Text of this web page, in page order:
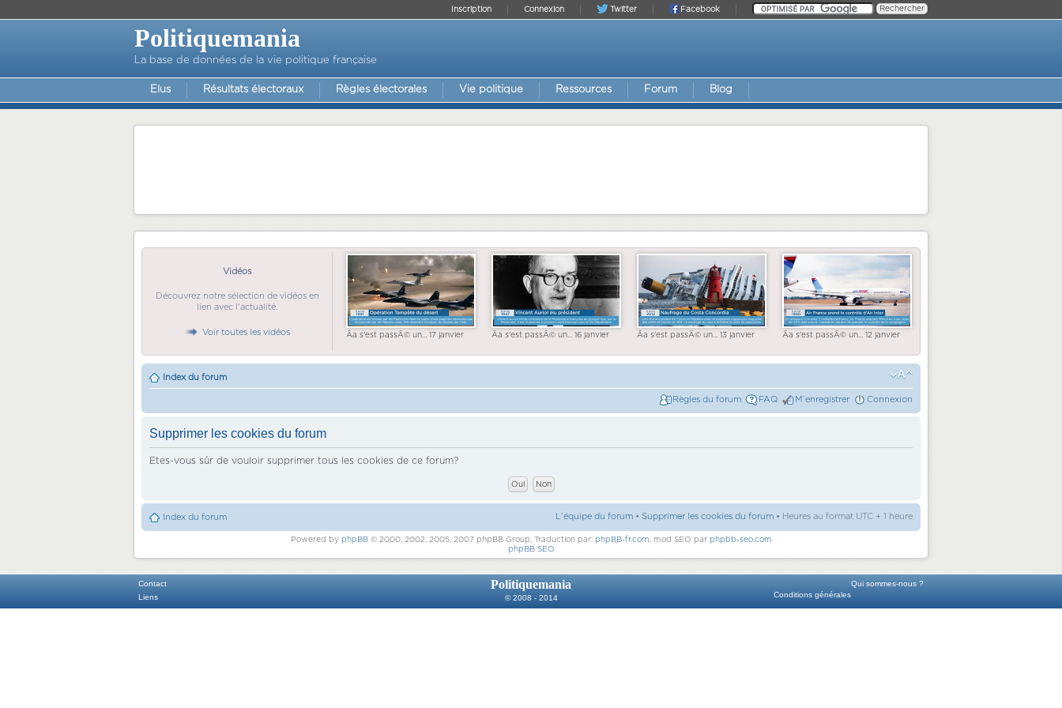
Facebook
Twitter
Connexion
Inscription
Politiquemania
La base de données de la vie politique française
Elus Résultats électoraux Règles électorales Vie politique Ressources Forum Blog
Vidéos
Découvrez notre sélection de vidéos en
lien avec l'actualité.
Voir toutes les vidéos Ãa s'est passÃ© un... 17 janvier Ãa s'est passÃ© un... 16 janvier Ãa s'est passÃ© un... 13 janvier Ãa s'est passÃ© un... 12 janvier
Index du forum
Règles du forum FAQ M’enregistrer Connexion
Supprimer les cookies du forum
Etes-vous sûr de vouloir supprimer tous les cookies de ce forum?
Index du forum L’équipe du forum • Supprimer les cookies du forum • Heures au format UTC + 1 heure
Powered by phpBB© 2000, 2002, 2005, 2007 phpBB Group, Traduction par: phpBB-fr.com, mod SEO par phpbb-seo.com
phpBB SEO
Contact
Liens
Politiquemania
© 2008 - 2014
Qui sommes-nous ?
Conditions générales